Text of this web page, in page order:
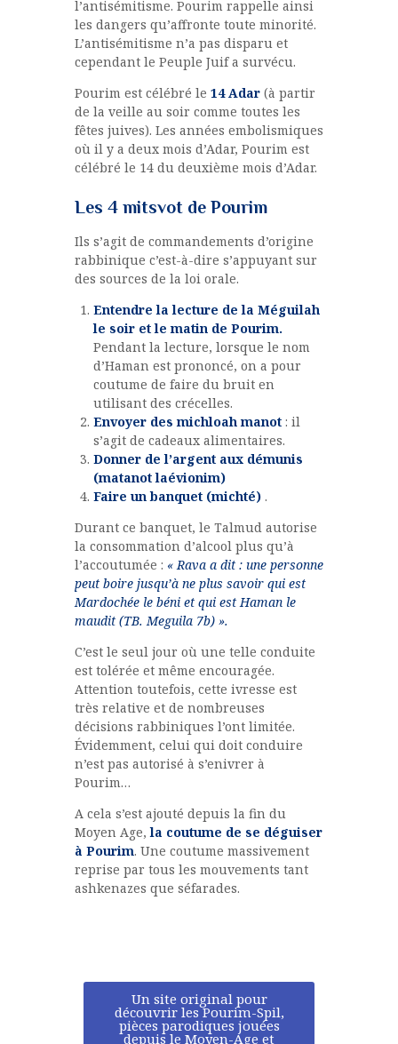
l’antisémitisme. Pourim rappelle ainsi
les dangers qu’affronte toute minorité.
L’antisémitisme n’a pas disparu et
cependant le Peuple Juif a survécu.
Pourim est célébré le 14 Adar (à partir
de la veille au soir comme toutes les
fêtes juives). Les années embolismiques
où il y a deux mois d’Adar, Pourim est
célébré le 14 du deuxième mois d’Adar.
Les 4 mitsvot de Pourim
Ils s’agit de commandements d’origine
rabbinique c’est-à-dire s’appuyant sur
des sources de la loi orale.
Entendre la lecture de la Méguilah
le soir et le matin de Pourim.
Pendant la lecture, lorsque le nom
d’Haman est prononcé, on a pour
coutume de faire du bruit en
utilisant des crécelles.
Envoyer des michloah manot : il
s’agit de cadeaux alimentaires.
Donner de l’argent aux démunis
(matanot laévionim)
Faire un banquet (michté) .
Durant ce banquet, le Talmud autorise
la consommation d’alcool plus qu’à
l’accoutumée : « Rava a dit : une personne
peut boire jusqu’à ne plus savoir qui est
Mardochée le béni et qui est Haman le
maudit (TB. Meguila 7b) ».
C’est le seul jour où une telle conduite
est tolérée et même encouragée.
Attention toutefois, cette ivresse est
très relative et de nombreuses
décisions rabbiniques l’ont limitée.
Évidemment, celui qui doit conduire
n’est pas autorisé à s’enivrer à
Pourim…
A cela s’est ajouté depuis la fin du
Moyen Age,la coutume de se déguiser
à Pourim. Une coutume massivement
reprise par tous les mouvements tant
ashkenazes que séfarades.
Un site original pour
découvrir les Pourim-Spil,
pièces parodiques jouées
depuis le Moyen-Age et